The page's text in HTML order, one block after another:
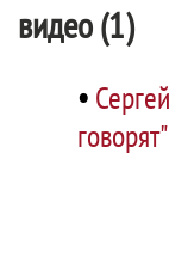
видео (1)
•